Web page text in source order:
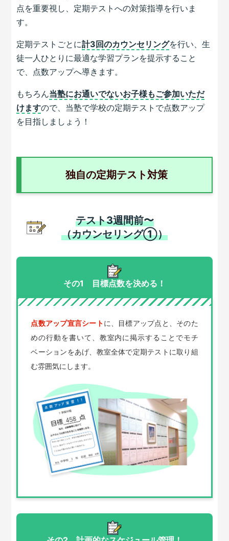
点を重要視し、定期テストへの対策指導を行いま
す。
定期テストごとに計3回のカウンセリングを行い、生
徒一人ひとりに最適な学習プランを提示すること
で、点数アップへ導きます。
もちろん当塾にお通いでないお子様もご参加いただ
けますので、当塾で学校の定期テストで点数アップ
を目指しましょう！
独自の定期テスト対策
テスト3週間前〜
（カウンセリング①）
その1 目標点数を決める！
点数アップ宣言シートに、目標アップ点と、そのた
めの行動を書いて、教室内に掲示することでモチ
ベーションをあげ、教室全体で定期テストに取り組
む雰囲気にします。